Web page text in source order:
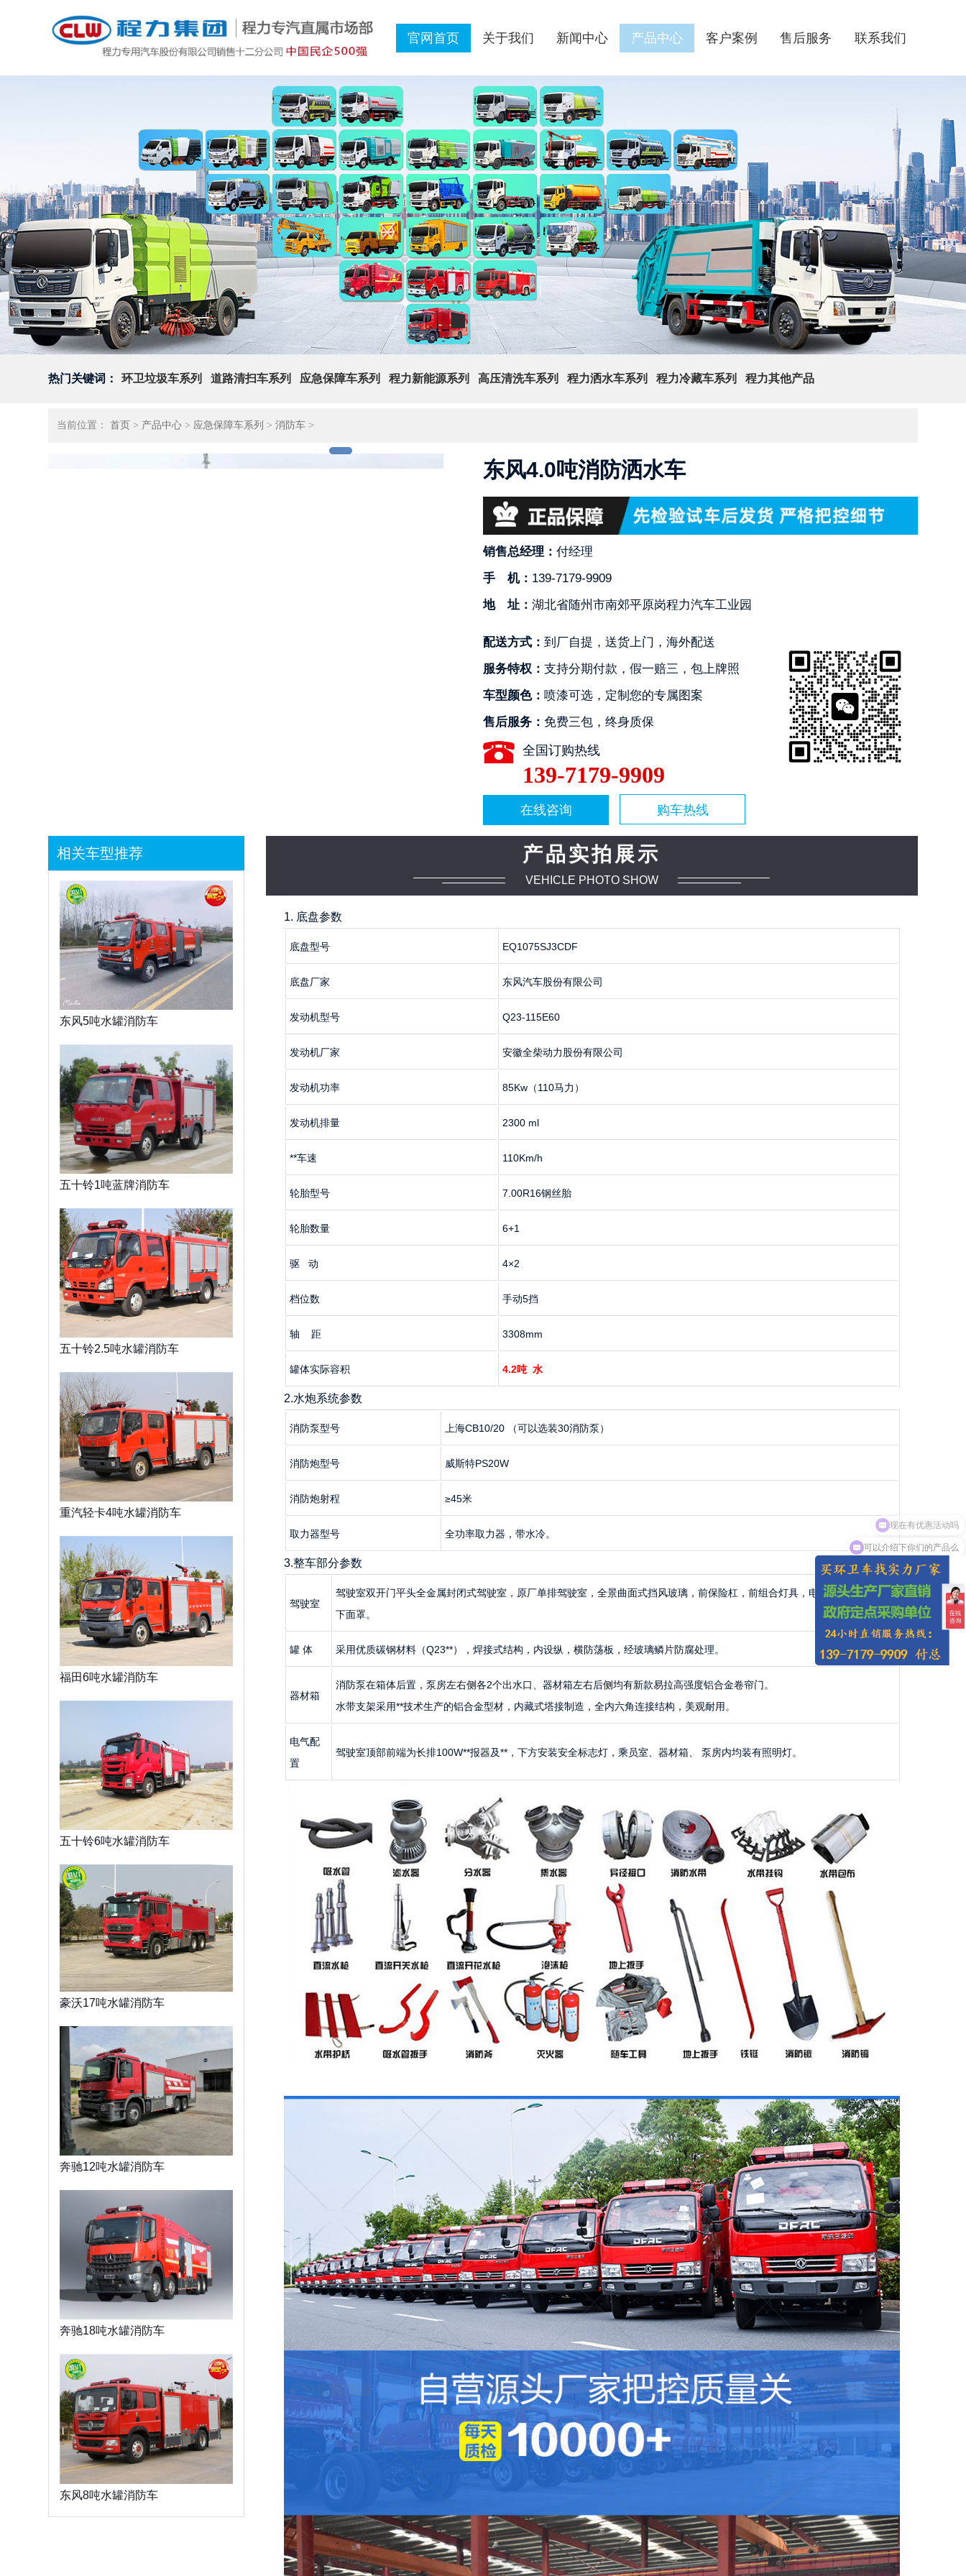
官网首页 关于我们 新闻中心 产品中心 客户案例 售后服务 联系我们
热门关键词： 环卫垃圾车系列 道路清扫车系列 应急保障车系列 程力新能源系列 高压清洗车系列 程力洒水车系列 程力冷藏车系列 程力其他产品
当前位置：首页 > 产品中心 > 应急保障车系列 >消防车 >
东风4.0吨消防洒水车
销售总经理： 付经理
手 机： 139-7179-9909
地 址： 湖北省随州市南郊平原岗程力汽车工业园
配送方式： 到厂自提，送货上门，海外配送
服务特权： 支持分期付款，假一赔三，包上牌照
车型颜色： 喷漆可选，定制您的专属图案
售后服务： 免费三包，终身质保
在线咨询 购车热线
全国订购热线
139-7179-9909
相关车型推荐
东风5吨水罐消防车
五十铃1吨蓝牌消防车
五十铃2.5吨水罐消防车
重汽轻卡4吨水罐消防车
福田6吨水罐消防车
五十铃6吨水罐消防车
豪沃17吨水罐消防车
奔驰12吨水罐消防车
奔驰18吨水罐消防车
东风8吨水罐消防车
产品实拍展示
VEHICLE PHOTO SHOW
1. 底盘参数
底盘型号 EQ1075SJ3CDF
底盘厂家 东风汽车股份有限公司
发动机型号 Q23-115E60
发动机厂家 安徽全柴动力股份有限公司
发动机功率 85Kw（110马力）
发动机排量 2300 ml
**车速 110Km/h
轮胎型号 7.00R16钢丝胎
轮胎数量 6+1
驱 动 4×2
档位数 手动5挡
轴 距 3308mm
罐体实际容积 4.2吨 水
2.水炮系统参数
消防泵型号 上海CB10/20 （可以选装30消防泵）
消防炮型号 威斯特PS20W
消防炮射程 ≥45米
取力器型号 全功率取力器，带水冷。
3.整车部分参数
驾驶室
驾驶室双开门平头全金属封闭式驾驶室，原厂单排驾驶室，全景曲面式挡风玻璃，前保险杠，前组合灯具，电动玻璃窗，前围
下面罩。
罐 体 采用优质碳钢材料（Q23**），焊接式结构，内设纵，横防荡板，经玻璃鳞片防腐处理。
器材箱
消防泵在箱体后置，泵房左右侧各2个出水口、器材箱左右后侧均有新款易拉高强度铝合金卷帘门。
水带支架采用**技术生产的铝合金型材，内藏式塔接制造，全内六角连接结构，美观耐用。
电气配
置
驾驶室顶部前端为长排100W**报器及**，下方安装安全标志灯，乘员室、器材箱、 泵房内均装有照明灯。
可以介绍下你们的产品么